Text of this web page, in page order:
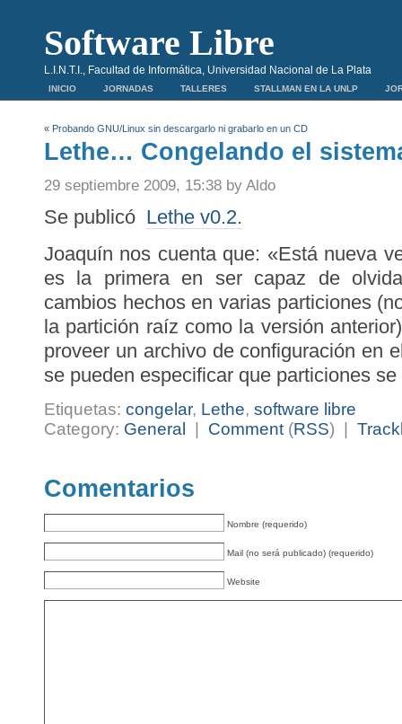
Software Libre
L.I.N.T.I., Facultad de Informática, Universidad Nacional de La Plata
INICIO JORNADAS TALLERES STALLMAN EN LA UNLP
« Probando GNU/Linux sin descargarlo ni grabarlo en un CD
Lethe… Congelando el
29 septiembre 2009, 15:38 by Aldo
Se publicó Lethe v0.2.
Joaquín nos cuenta que: «Está nueva
es la primera en ser capaz de
cambios hechos en varias particiones
la partición raíz como la versión
proveer un archivo de configuración en
se pueden especificar que particiones
Etiquetas: congelar, Lethe, software libre
Category: General Comment (RSS) |
Comentarios
Nombre (requerido)
Mail (no será publicado) (requerido)
Website